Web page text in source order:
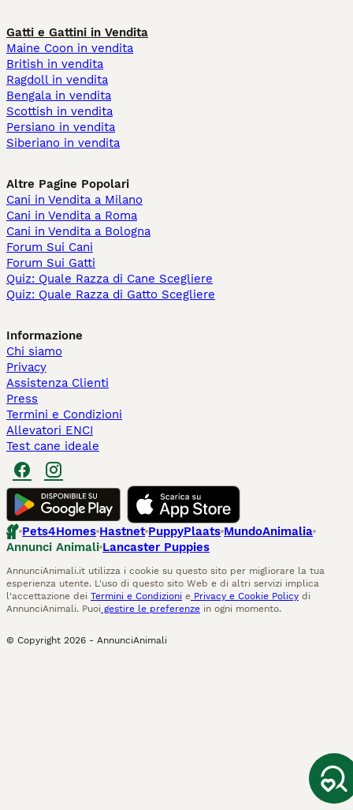
Gatti e Gattini in Vendita
Maine Coon in vendita
British in vendita
Ragdoll in vendita
Bengala in vendita
Scottish in vendita
Persiano in vendita
Siberiano in vendita
Altre Pagine Popolari
Cani in Vendita a Milano
Cani in Vendita a Roma
Cani in Vendita a Bologna
Forum Sui Cani
Forum Sui Gatti
Quiz: Quale Razza di Cane Scegliere
Quiz: Quale Razza di Gatto Scegliere
Informazione
Chi siamo
Privacy
Assistenza Clienti
Press
Termini e Condizioni
Allevatori ENCI
Test cane ideale
Pets4Homes Hastnet PuppyPlaats MundoAnimalia
Annunci Animali Lancaster Puppies
AnnunciAnimali.it utilizza i cookie su questo sito per migliorare la tua
esperienza utente. L'uso di questo sito Web e di altri servizi implica
l'accettazione dei Termini e Condizioni e Privacy e Cookie Policy di
AnnunciAnimali. Puoi gestire le preferenze in ogni momento.
© Copyright 2026 - AnnunciAnimali